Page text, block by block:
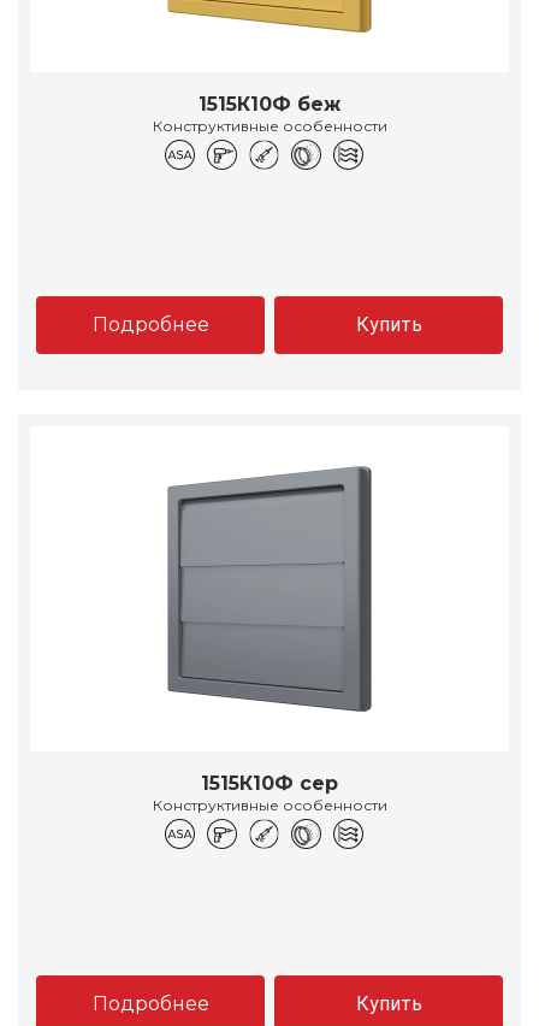
1515К10Ф беж
Конструктивные особенности
Подробнее Купить
1515К10Ф сер
Конструктивные особенности
Подробнее Купить